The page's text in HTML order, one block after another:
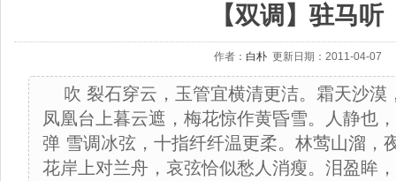
【双调】驻马听
作者： 白朴 更新日期：2011-04-07
吹 裂石穿云，玉管宜横清更洁。霜天沙漠
凤凰台上暮云遮，梅花惊作黄昏雪。人静也
弹 雪调冰弦，十指纤纤温更柔。林莺山溜，
花岸上对兰舟，哀弦恰似愁人消瘦。泪盈眸